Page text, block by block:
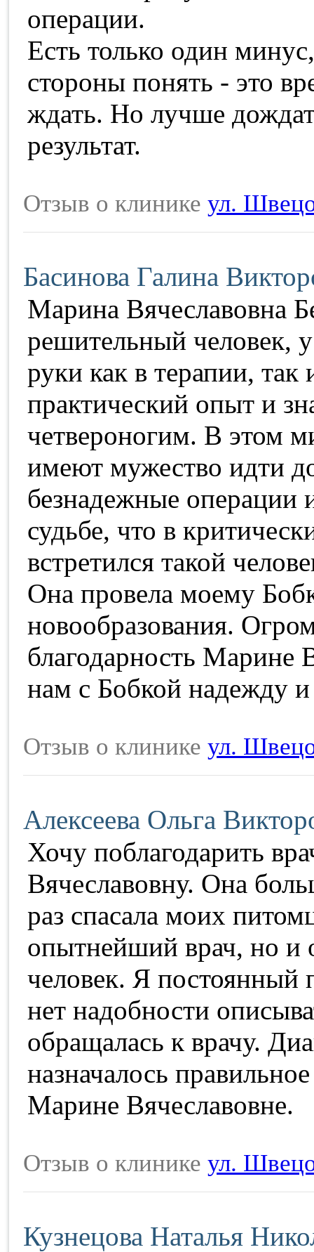
операции.
Есть только один
стороны понять - это
ждать. Но лучше
результат.
Отзыв о клинике ул.
Басинова Галина
Марина Вячеславовна
решительный человек,
руки как в терапии,
практический опыт и
четвероногим. В этом
имеют мужество идти
безнадежные операции
судьбе, что в
встретился такой
Она провела моему
новообразования.
благодарность Марине
нам с Бобкой надежду
Отзыв о клинике ул.
Алексеева Ольга
Хочу поблагодарить
Вячеславовну. Она
раз спасала моих
опытнейший врач, но и
человек. Я постоянный
нет надобности
обращалась к врачу.
назначалось
Марине Вячеславовне.
Отзыв о клинике ул.
Кузнецова Наталья